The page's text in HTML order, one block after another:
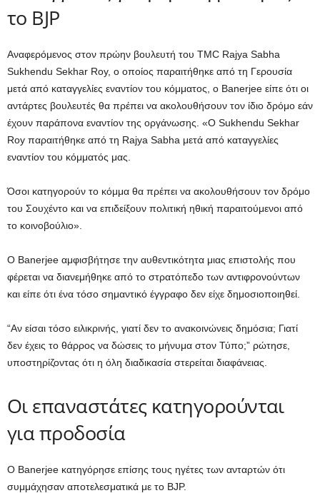
το BJP
Αναφερόμενος στον πρώην βουλευτή του TMC Rajya Sabha
Sukhendu Sekhar Roy, ο οποίος παραιτήθηκε από τη Γερουσία
μετά από καταγγελίες εναντίον του κόμματος, ο Banerjee είπε ότι οι
αντάρτες βουλευτές θα πρέπει να ακολουθήσουν τον ίδιο δρόμο εάν
έχουν παράπονα εναντίον της οργάνωσης. «Ο Sukhendu Sekhar
Roy παραιτήθηκε από τη Rajya Sabha μετά από καταγγελίες
εναντίον του κόμματός μας.
Όσοι κατηγορούν το κόμμα θα πρέπει να ακολουθήσουν τον δρόμο
του Σουχέντο και να επιδείξουν πολιτική ηθική παραιτούμενοι από
το κοινοβούλιο».
Ο Banerjee αμφισβήτησε την αυθεντικότητα μιας επιστολής που
φέρεται να διανεμήθηκε από το στρατόπεδο των αντιφρονούντων
και είπε ότι ένα τόσο σημαντικό έγγραφο δεν είχε δημοσιοποιηθεί.
“Αν είσαι τόσο ειλικρινής, γιατί δεν το ανακοινώνεις δημόσια; Γιατί
δεν έχεις το θάρρος να δώσεις το μήνυμα στον Τύπο;” ρώτησε,
υποστηρίζοντας ότι η όλη διαδικασία στερείται διαφάνειας.
Οι επαναστάτες κατηγορούνται
για προδοσία
Ο Banerjee κατηγόρησε επίσης τους ηγέτες των ανταρτών ότι
συμμάχησαν αποτελεσματικά με το BJP.